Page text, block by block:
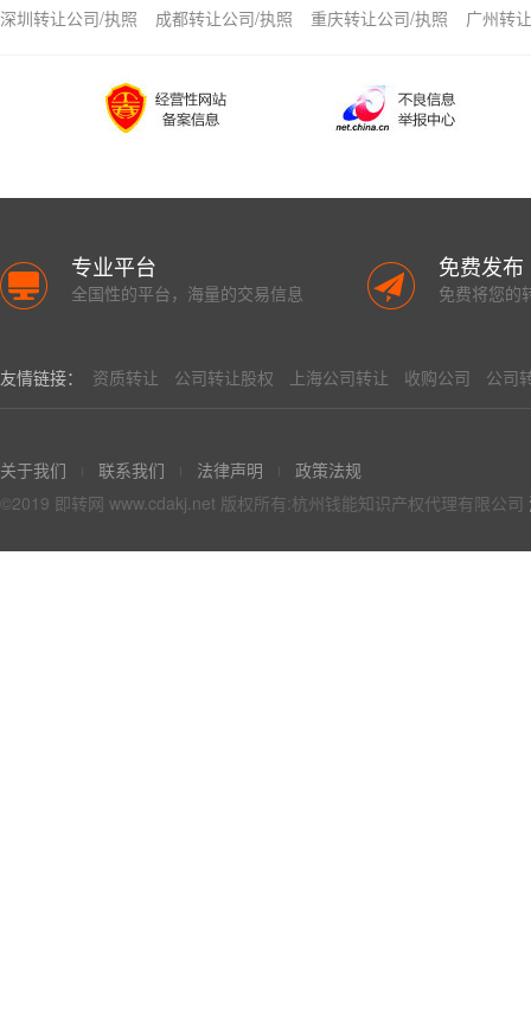
深圳转让公司/执照
成都转让公司/执照 重庆转让公司/执照 广州转
专业平台
全国性的平台，海量的交易信息
免费发布
免费将您的
友情链接： 资质转让 公司转让股权 上海公司转让 收购公司 公司
关于我们 联系我们 法律声明
政策法规
©2019 即转网 www.cdakj.net 版权所有:杭州钱能知识产权代理有限公司